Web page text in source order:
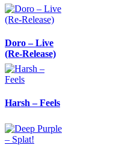
Doro – Live
(Re-Release)
Harsh – Feels